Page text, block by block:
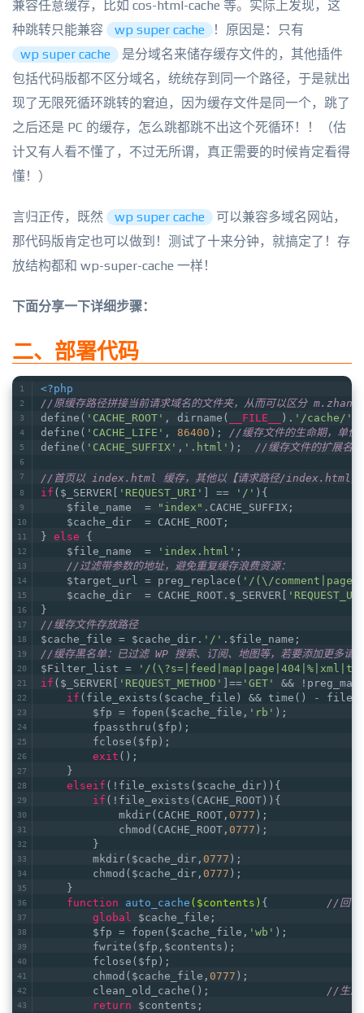
兼容任意缓存，比如 cos-html-cache 等。实际上发现，这
种跳转只能兼容
wp super cache
！原因是：只有
wp super cache
是分域名来储存缓存文件的，其他插件
包括代码版都不区分域名，统统存到同一个路径，于是就出
现了无限死循环跳转的窘迫，因为缓存文件是同一个，跳了
之后还是 PC 的缓存，怎么跳都跳不出这个死循环！！（估
计又有人看不懂了，不过无所谓，真正需要的时候肯定看得
懂！）
言归正传，既然 wp super cache
可以兼容多域名网站，
那代码版肯定也可以做到！测试了十来分钟，就搞定了！存
放结构都和 wp-super-cache 一样！
下面分享一下详细步骤：
二、部署代码
<?php
//原缓存路径拼接当前请求域名的文件夹，从而可以区分
define( 'CACHE_ROOT' , dirname( __FILE__ ). '/cache/'
define( 'CACHE_LIFE' , 86400 ); //缓存文件的生命期，单位
define( 'CACHE_SUFFIX' , '.html' ); //缓存文件的扩展
//首页以 index.html 缓存，其他以【请求路径/index.html
if ($_SERVER[ 'REQUEST_URI' ] == '/' ){
    $file_name  =
"index" .CACHE_SUFFIX;
    $cache_dir  = CACHE_ROOT;
} else {
    $file_name  =
'index.html' ;
//过滤带参数的地址，避免重复缓存浪费资源：
    $target_url = preg_replace(
'/(\/
    $cache_dir  = CACHE_ROOT.$_SERVER[
}
//缓存文件存放路径
$cache_file = $cache_dir. '/' .$file_name;
//缓存黑名单：已过滤 WP 搜索、订阅、地图等，若要添加更多请
$Filter_list =
'/
if ($_SERVER[ 'REQUEST_METHOD' ]== 'GET'
&&
if (file_exists($cache_file) && time() -
        $fp = fopen($cache_file,
'rb' );
        fpassthru($fp);
        fclose($fp);
exit ();
    }
elseif (!file_exists($cache_dir)){
if (!file_exists(CACHE_ROOT)){
            mkdir(CACHE_ROOT,
0777 );
            chmod(CACHE_ROOT,
0777 );
        }
        mkdir($cache_dir,
0777 );
        chmod($cache_dir,
0777 );
    }
function
auto_cache ($contents) { //回调
global $cache_file;
        $fp = fopen($cache_file,
'wb' );
        fwrite($fp,$contents);
        fclose($fp);
        chmod($cache_file,
0777 );
        clean_old_cache();
//生成
return $contents;